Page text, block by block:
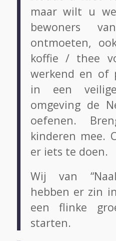
maar wilt u
bewoners
ontmoeten,
koffie / thee
werkend en of
in een
omgeving de
oefenen.
kinderen mee.
er iets te doen.
Wij van
hebben er zin
een flinke
starten.